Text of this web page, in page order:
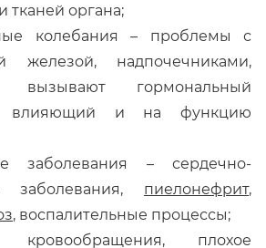
тканей органа;
колебания – проблемы с
железой, надпочечниками,
вызывают гормональный
влияющий и на функцию
заболевания – сердечно-
заболевания, пиелонефрит,
, воспалительные процессы;
кровообращения, плохое